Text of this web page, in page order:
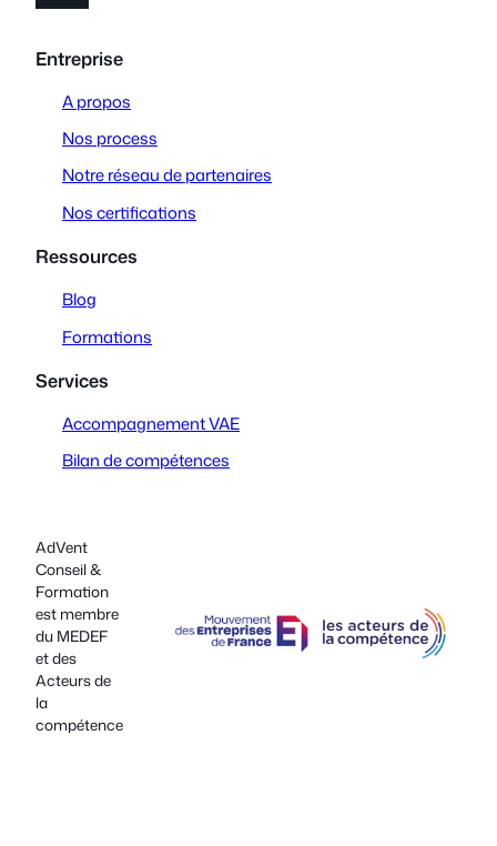
n
t
a
r
a
m
i
k
e
I
n
Entreprise
A propos
Nos process
Notre réseau de partenaires
Nos certifications
Ressources
Blog
Formations
Services
Accompagnement VAE
Bilan de compétences
AdVent
Conseil &
Formation
est membre
du MEDEF
et des
Acteurs de
la
compétence